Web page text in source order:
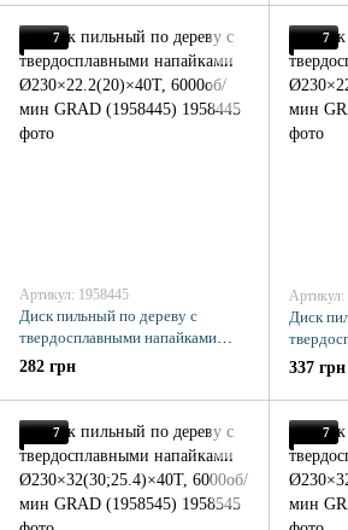
7
Артикул: 1958445
Диск пильный по дереву с
твердосплавными напайками
Ø230×22.2(20)×40Т, 6000об/мин
GRAD (1958445)
282 грн
7
Артикул:
Диск
GRAD
337 грн
7 7